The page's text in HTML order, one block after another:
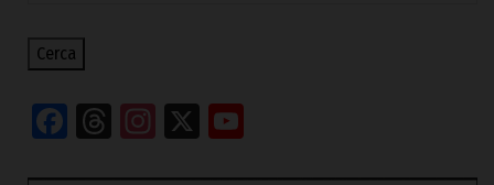
Cerca
Facebook
Threads
Instagram
X